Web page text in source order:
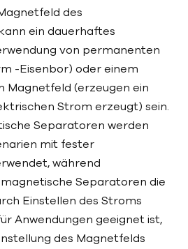
des
ein dauerhaftes
von permanenten
-Eisenbor) oder einem
Magnetfeld (erzeugen ein
Strom erzeugt) sein.
Separatoren werden
mit fester
während
Separatoren die
Einstellen des Stroms
Anwendungen geeignet ist,
des Magnetfelds